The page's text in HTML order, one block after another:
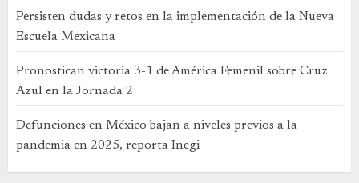
Persisten dudas y retos en la implementación de la Nueva
Escuela Mexicana
Pronostican victoria 3-1 de América Femenil sobre Cruz
Azul en la Jornada 2
Defunciones en México bajan a niveles previos a la
pandemia en 2025, reporta Inegi